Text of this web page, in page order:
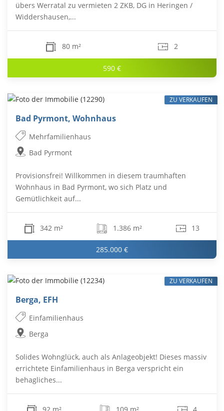
übers Werratal zu vermieten 2 ZKB, DG in Heringen /
Widdershausen,...
80 m² 2
590 €
Bad Pyrmont, Wohnhaus
Mehrfamilienhaus
Bad Pyrmont
Provisionsfrei! Willkommen in diesem traumhaften
Wohnhaus in Bad Pyrmont, wo sich Platz und
Gemütlichkeit auf...
342 m² 1.386 m² 13
285.000 €
ZU VERKAUFEN
Berga, EFH
Einfamilienhaus
Berga
Solides Wohnglück, auch als Anlageobjekt! Dieses massiv
errichtete Einfamilienhaus in Berga verspricht ein
behagliches...
ZU VERKAUFEN